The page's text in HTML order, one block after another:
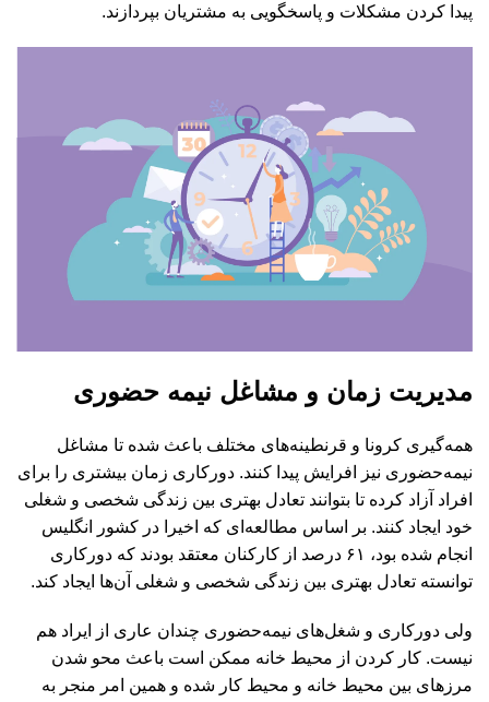
پیدا کردن مشکلات و پاسخگویی به مشتریان بپردازند.
مدیریت زمان و مشاغل نیمه حضوری
همه‌گیری کرونا و قرنطینه‌های مختلف باعث شده تا مشاغل
نیمه‌حضوری نیز افرایش پیدا کنند. دورکاری زمان بیشتری را برای
افراد آزاد کرده تا بتوانند تعادل بهتری بین زندگی شخصی و شغلی
خود ایجاد کنند. بر اساس مطالعه‌ای که اخیرا در کشور انگلیس
انجام شده بود، ۶۱ درصد از کارکنان معتقد بودند که دورکاری
توانسته تعادل بهتری بین زندگی شخصی و شغلی آن‌ها ایجاد کند.
ولی دورکاری و شغل‌های نیمه‌حضوری چندان عاری از ایراد هم
نیست. کار کردن از محیط خانه ممکن است باعث محو شدن
مرزهای بین محیط خانه و محیط کار شده و همین امر منجر به